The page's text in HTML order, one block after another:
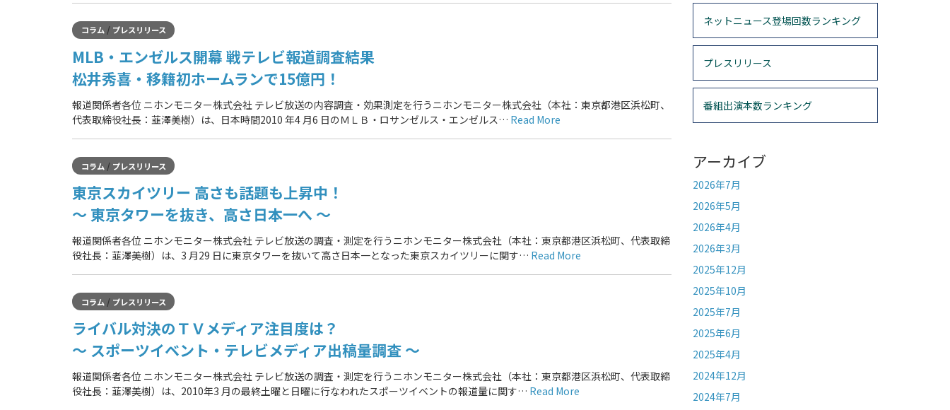
コラム/ プレスリリース
MLB・エンゼルス開幕 戦テレビ報道調査結果
松井秀喜・移籍初ホームランで15億円！
報道関係者各位 ニホンモニター株式会社 テレビ放送の内容調査・効果測定を行うニホンモニター株式会社（本社：東京都港区浜松町、
代表取締役社長：韮澤美樹）は、日本時間2010 年4 月6 日のＭＬＢ・ロサンゼルス・エンゼルス… Read More
コラム/ プレスリリース
東京スカイツリー 高さも話題も上昇中！
～ 東京タワーを抜き、高さ日本一へ ～
報道関係者各位 ニホンモニター株式会社 テレビ放送の調査・測定を行うニホンモニター株式会社（本社：東京都港区浜松町、代表取締
役社長：韮澤美樹）は、3 月29 日に東京タワーを抜いて高さ日本一となった東京スカイツリーに関す… Read More
コラム/ プレスリリース
ライバル対決のＴＶメディア注目度は？
～ スポーツイベント・テレビメディア出稿量調査 ～
報道関係者各位 ニホンモニター株式会社 テレビ放送の調査・測定を行うニホンモニター株式会社（本社：東京都港区浜松町、代表取締
役社長：韮澤美樹）は、2010年3 月の最終土曜と日曜に行なわれたスポーツイベントの報道量に関す… Read More
ネットニュース登場回数ランキング
プレスリリース
番組出演本数ランキング
アーカイブ
2026年7月
2026年5月
2026年4月
2026年3月
2025年12月
2025年10月
2025年7月
2025年6月
2025年4月
2024年12月
2024年7月